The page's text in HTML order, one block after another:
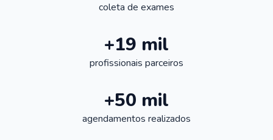
coleta de exames
+19 mil
profissionais parceiros
+50 mil
agendamentos realizados